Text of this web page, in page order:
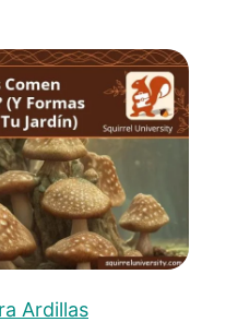
Ardillas